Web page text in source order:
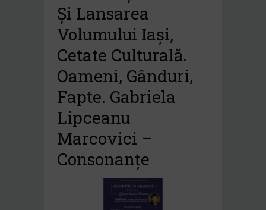
Și Lansarea
Volumului Iași,
Cetate Culturală.
Oameni, Gânduri,
Fapte. Gabriela
Lipceanu
Marcovici –
Consonanțe